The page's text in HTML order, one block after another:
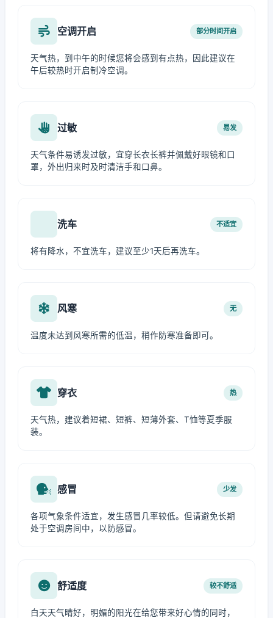
空调开启 部分时间开启
天气热，到中午的时候您将会感到有点热，因此建议在
午后较热时开启制冷空调。
过敏 易发
天气条件易诱发过敏，宜穿长衣长裤并佩戴好眼镜和口
罩，外出归来时及时清洁手和口鼻。
洗车 不适宜
将有降水，不宜洗车，建议至少1天后再洗车。
风寒 无
温度未达到风寒所需的低温，稍作防寒准备即可。
穿衣 热
天气热，建议着短裙、短裤、短薄外套、T恤等夏季服
装。
感冒 少发
各项气象条件适宜，发生感冒几率较低。但请避免长期
处于空调房间中，以防感冒。
舒适度 较不舒适
白天天气晴好，明媚的阳光在给您带来好心情的同时，